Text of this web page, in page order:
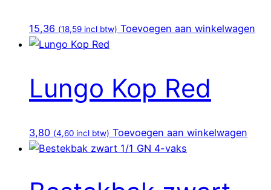
15,36 (18,59 incl btw) Toevoegen aan winkelwagen
Lungo Kop Red
3,80 (4,60 incl btw) Toevoegen aan winkelwagen